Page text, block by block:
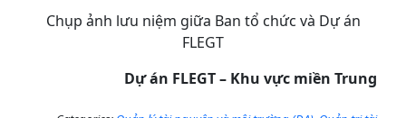
Chụp ảnh lưu niệm giữa Ban tổ chức và Dự án
FLEGT
Dự án FLEGT – Khu vực miền Trung